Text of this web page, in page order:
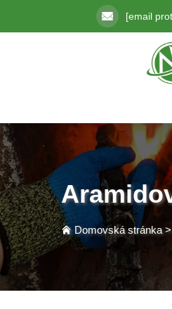
[email
Domovská stránka>